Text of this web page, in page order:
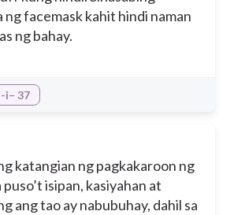
ng facemask kahit hindi naman
ng bahay.
i– 37
katangian ng pagkakaroon ng
isipan, kasiyahan at
ang tao ay nabubuhay, dahil sa